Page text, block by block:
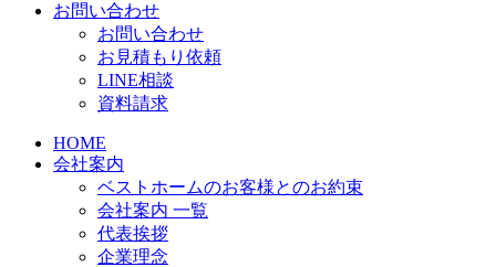
お問い合わせ
お問い合わせ
お見積もり依頼
LINE相談
資料請求
HOME
会社案内
ベストホームのお客様とのお約束
会社案内 一覧
代表挨拶
企業理念